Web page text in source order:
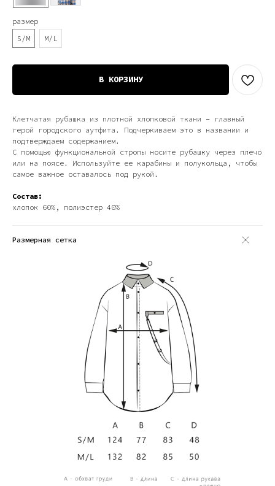
размер
S/M
M/L
В КОРЗИНУ
Клетчатая рубашка из плотной хлопковой ткани – главный
герой городского аутфита. Подчеркиваем это в названии и
подтверждаем содержанием.
С помощью функциональной стропы носите рубашку через плечо
или на поясе. Используйте ее карабины и полукольца, чтобы
самое важное оставалось под рукой.
Состав:
хлопок 60%, полиэстер 40%
Размерная сетка